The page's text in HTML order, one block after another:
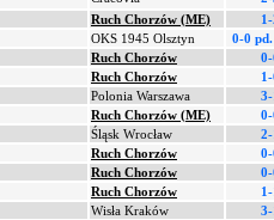
Ruch Chorzów (ME)
OKS 1945 Olsztyn
0-0
Ruch Chorzów
Ruch Chorzów
Polonia Warszawa
Ruch Chorzów (ME)
Śląsk Wrocław
Ruch Chorzów
Ruch Chorzów
Ruch Chorzów
Wisła Kraków